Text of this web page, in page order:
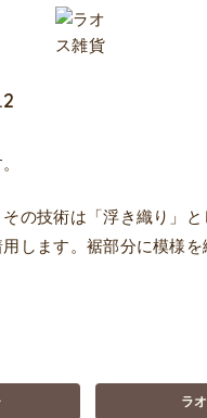
の技術は「浮き織り」
します。裾部分に模様
ラ